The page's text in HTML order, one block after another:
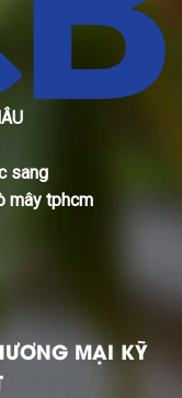
sang
mây tphcm
MẠI KỸ